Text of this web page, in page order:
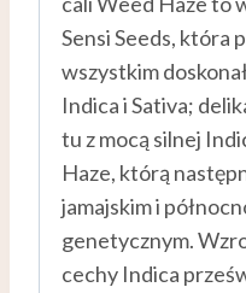
Sensi Seeds, która
wszystkim
Indica i Sativa;
tu z mocą silnej
Haze, którą
jamajskim i
genetycznym.
cechy Indica